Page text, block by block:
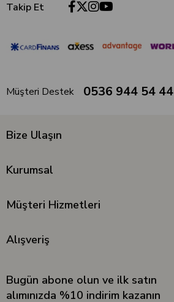
Takip Et
Müşteri Destek 0536 944 54 44
Bize Ulaşın
Kurumsal
Müşteri Hizmetleri
Alışveriş
Bugün abone olun ve ilk satın
alımınızda %10 indirim kazanın